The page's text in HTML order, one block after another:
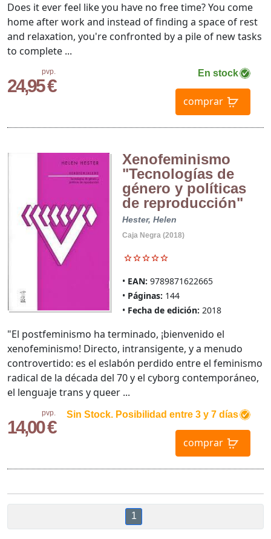
pvp.
24,95 €
En stock
comprar
Does it ever feel like you have no free time? You come
home after work and instead of finding a space of rest
and relaxation, you're confronted by a pile of new tasks
to complete ...
Xenofeminismo
"Tecnologías de
género y políticas
de reproducción"
Hester, Helen
Caja Negra (2018)
EAN: 9789871622665
Páginas: 144
Fecha de edición: 2018
pvp.
14,00 €
Sin Stock. Posibilidad entre 3 y 7 días
comprar
"El postfeminismo ha terminado, ¡bienvenido el
xenofeminismo! Directo, intransigente, y a menudo
controvertido: es el eslabón perdido entre el feminismo
radical de la década del 70 y el cyborg contemporáneo,
el lenguaje trans y queer ...
1